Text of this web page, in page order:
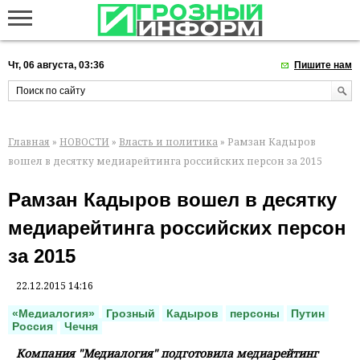
Чт, 06 августа, 03:36 Пишите нам
Главная » НОВОСТИ » Власть и политика » Рамзан Кадыров
вошел в десятку медиарейтинга российских персон за 2015
Рамзан Кадыров вошел в десятку
медиарейтинга российских персон
за 2015
22.12.2015 14:16
«Медиалогия» Грозный Кадыров персоны
Путин
Россия
Чечня
Компания "Медиалогия" подготовила медиарейтинг